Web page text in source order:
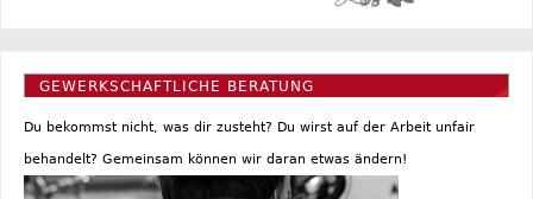
GEWERKSCHAFTLICHE BERATUNG
Du bekommst nicht, was dir zusteht? Du wirst auf der Arbeit unfair
behandelt? Gemeinsam können wir daran etwas ändern!